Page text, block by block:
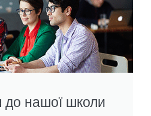
до нашої школи